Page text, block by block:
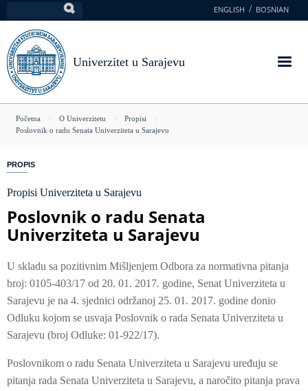
na
glavni
sadržaj
ENGLISH BOSNIAN
Univerzitet u Sarajevu
You
here
Početna O Univerzitetu
Propisi
Poslovnik o radu Senata Univerziteta u Sarajevu
PROPIS
Propisi Univerziteta u Sarajevu
Poslovnik o radu Senata
Univerziteta u Sarajevu
U skladu sa pozitivnim Mišljenjem Odbora za normativna pitanja
broj: 0105-403/17 od 20. 01. 2017. godine, Senat Univerziteta u
Sarajevu je na 4. sjednici održanoj 25. 01. 2017. godine donio
Odluku kojom se usvaja Poslovnik o rada Senata Univerziteta u
Sarajevu (broj Odluke: 01-922/17).
Poslovnikom o radu Senata Univerziteta u Sarajevu uređuju se
pitanja rada Senata Univerziteta u Sarajevu, a naročito pitanja prava